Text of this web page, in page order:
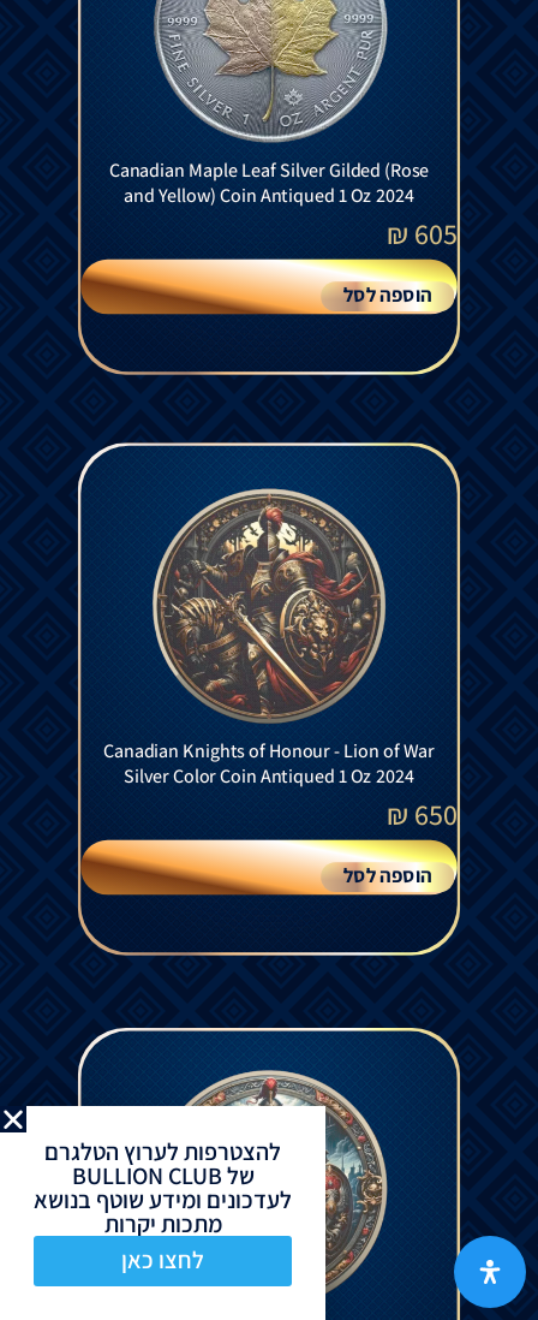
Canadian Maple Leaf Silver Gilded (Rose
and Yellow) Coin Antiqued 1 Oz 2024
605
₪
הוספה לסל
Canadian Knights of Honour - Lion of War
Silver Color Coin Antiqued 1 Oz 2024
650
₪
הוספה לסל
להצטרפות לערוץ הטלגרם
של BULLION CLUB
לעדכונים ומידע שוטף בנושא
מתכות יקרות
לחצו כאן